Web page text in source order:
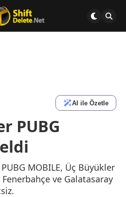
AI ile Özetle
PUBG
MOBILE, Üç Büyükler
ve Galatasaray